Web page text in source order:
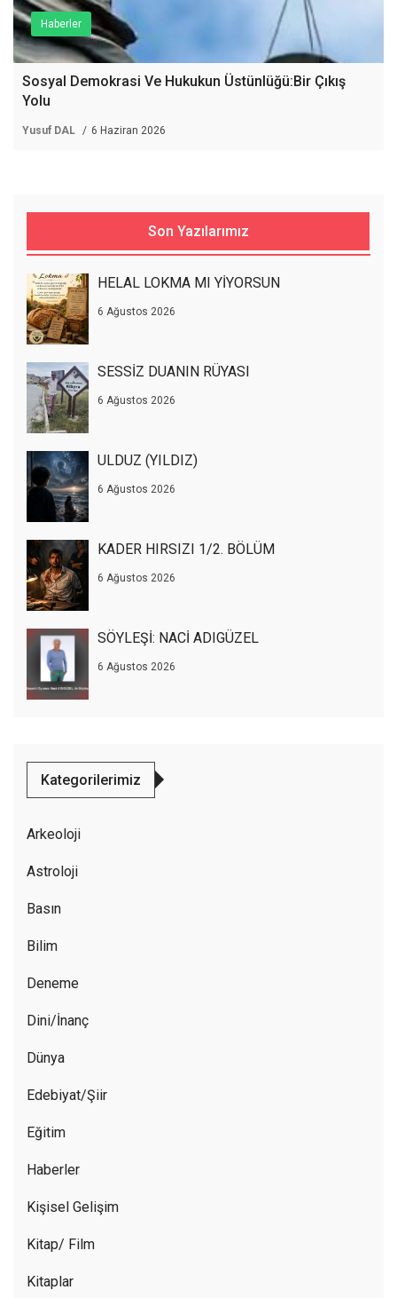
Haberler
Sosyal Demokrasi Ve Hukukun Üstünlüğü:Bir Çıkış
Yolu
Yusuf DAL 6 Haziran 2026
Son Yazılarımız
HELAL LOKMA MI YİYORSUN
6 Ağustos 2026
SESSİZ DUANIN RÜYASI
6 Ağustos 2026
ULDUZ (YILDIZ)
6 Ağustos 2026
KADER HIRSIZI 1/2. BÖLÜM
6 Ağustos 2026
SÖYLEŞİ: NACİ ADIGÜZEL
6 Ağustos 2026
Kategorilerimiz
Arkeoloji
Astroloji
Basın
Bilim
Deneme
Dini/İnanç
Dünya
Edebiyat/Şiir
Eğitim
Haberler
Kişisel Gelişim
Kitap/ Film
Kitaplar